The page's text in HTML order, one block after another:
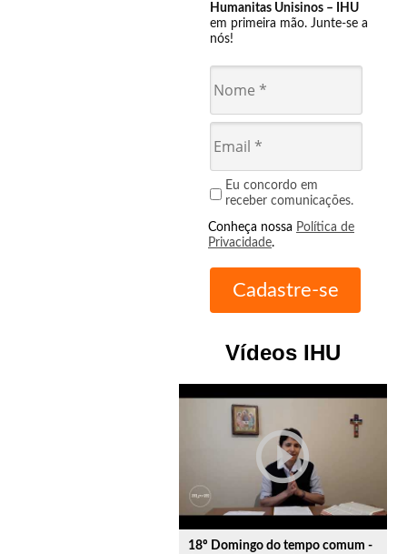
Humanitas Unisinos – IHU
em primeira mão. Junte-se a
nós!
Eu concordo em
receber comunicações.
Conheça nossa Política de
Privacidade.
Vídeos IHU
play_circle_outline
18º Domingo do tempo comum -